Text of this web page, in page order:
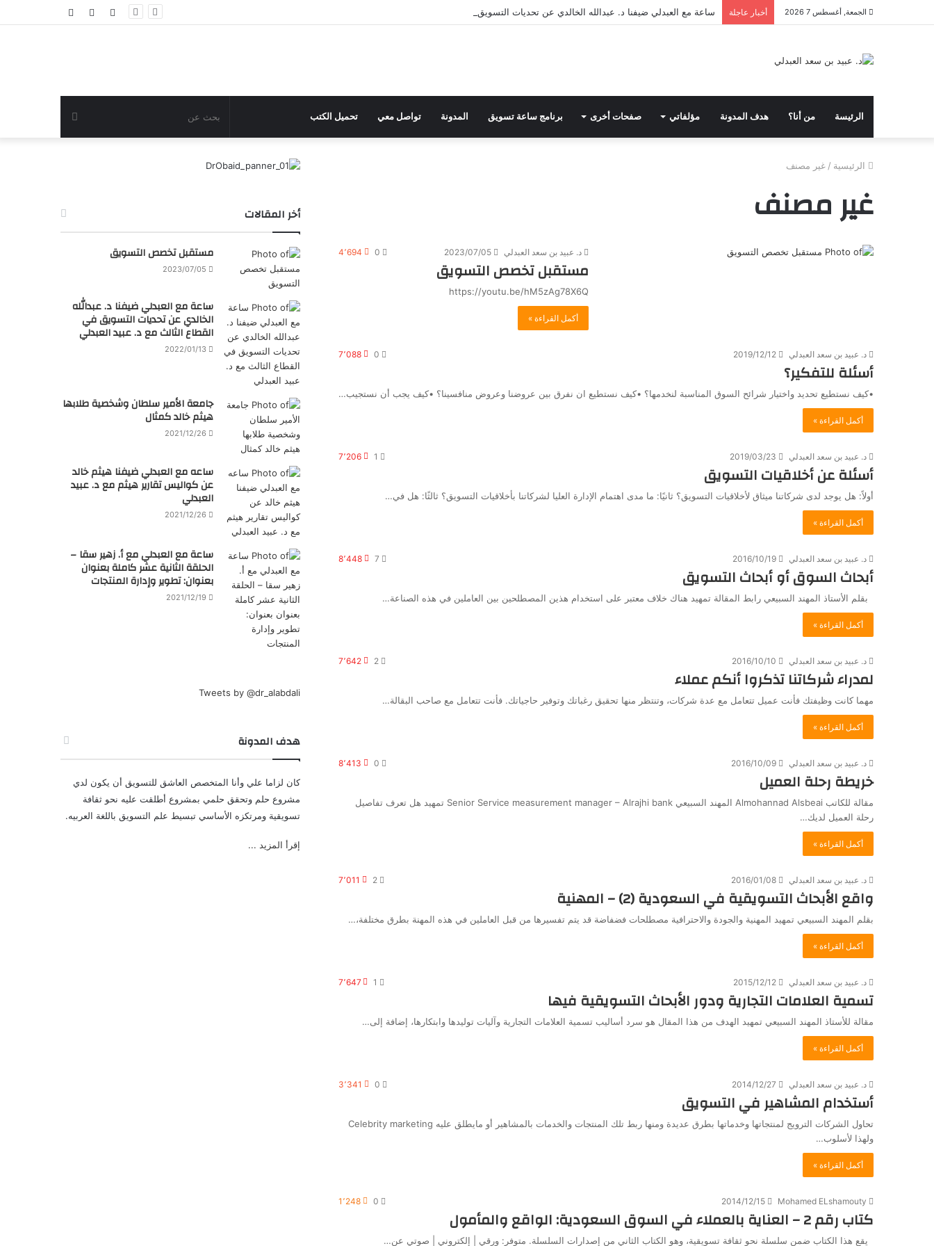
الجمعة, أغسطس 7 2026 أخبار عاجلة ساعة مع العبدلي ضيفنا د. عبدالله الخالدي عن تحديات التسويق في القطاع الثالث مع د. عبيد العبدلي مقال تسجيل
الرئيسة من أنا؟ هدف المدونة مؤلفاتي صفحات أخرى برنامج ساعة تسويق المدونة تواصل معي تحميل الكتب
الرئيسية / غير مصنف
غير مصنف
د. عبيد بن سعد العبدلي 2023/07/05
0 4٬694
مستقبل تخصص التسويق
https://youtu.be/hM5zAg78X6Q
أكمل القراءة »
د. عبيد بن سعد العبدلي 2019/12/12
0 7٬088
أسئلة للتفكير؟
•كيف نستطيع تحديد واختيار شرائح السوق المناسبة لنخدمها؟ •كيف نستطيع ان نفرق بين عروضنا وعروض منافسينا؟ •كيف يجب أن نستجيب…
أكمل القراءة »
د. عبيد بن سعد العبدلي 2019/03/23
1 7٬206
أسئلة عن أخلاقيات التسويق
أولاً: هل يوجد لدى شركاتنا ميثاق لأخلاقيات التسويق؟ ثانيًا: ما مدى اهتمام الإدارة العليا لشركاتنا بأخلاقيات التسويق؟ ثالثًا: هل في…
أكمل القراءة »
د. عبيد بن سعد العبدلي 2016/10/19
7 8٬448
أبحاث السوق أو أبحاث التسويق
بقلم الأستاذ المهند السبيعي رابط المقالة تمهيد هناك خلاف معتبر على استخدام هذين المصطلحين بين العاملين في هذه الصناعة…
أكمل القراءة »
د. عبيد بن سعد العبدلي 2016/10/10
2 7٬642
لمدراء شركاتنا تذكروا أنكم عملاء
مهما كانت وظيفتك فأنت عميل تتعامل مع عدة شركات، وتنتظر منها تحقيق رغباتك وتوفير حاجياتك. فأنت تتعامل مع صاحب البقالة…
أكمل القراءة »
د. عبيد بن سعد العبدلي 2016/10/09
0 8٬413
خريطة رحلة العميل
مقالة للكاتب Almohannad Alsbeai المهند السبيعي Senior Service measurement manager – Alrajhi bank تمهيد هل تعرف تفاصيل
رحلة العميل لديك…
أكمل القراءة »
د. عبيد بن سعد العبدلي 2016/01/08
2 7٬011
واقع الأبحاث التسويقية في السعودية (2) – المهنية
بقلم المهند السبيعي تمهيد المهنية والجودة والاحترافية مصطلحات فضفاضة قد يتم تفسيرها من قبل العاملين في هذه المهنة بطرق مختلفة،…
أكمل القراءة »
د. عبيد بن سعد العبدلي 2015/12/12
1 7٬647
تسمية العلامات التجارية ودور الأبحاث التسويقية فيها
مقالة للأستاذ المهند السبيعي تمهيد الهدف من هذا المقال هو سرد أساليب تسمية العلامات التجارية وآليات توليدها وابتكارها، إضافة إلى…
أكمل القراءة »
د. عبيد بن سعد العبدلي 2014/12/27
0 3٬341
أستخدام المشاهير في التسويق
تحاول الشركات الترويج لمنتجاتها وخدماتها بطرق عديدة ومنها ربط تلك المنتجات والخدمات بالمشاهير أو مايطلق عليه Celebrity marketing
ولهذا لأسلوب…
أكمل القراءة »
2014/12/15
0 1٬248
كتاب رقم 2 – العناية بالعملاء في السوق السعودية: الواقع والمأمول
يقع هذا الكتاب ضمن سلسلة نحو ثقافة تسويقية، وهو الكتاب الثاني من إصدارات السلسلة. متوفر: ورقي | إلكتروني | صوتي عن…
أخر المقالات
مستقبل تخصص التسويق
2023/07/05
ساعة مع العبدلي ضيفنا د. عبدالله
الخالدي عن تحديات التسويق في
القطاع الثالث مع د. عبيد العبدلي
2022/01/13
جامعة الأمير سلطان وشخصية طلابها
هيثم خالد كمثال
2021/12/26
ساعه مع العبدلي ضيفنا هيثم خالد
عن كواليس تقارير هيثم مع د. عبيد
العبدلي
2021/12/26
ساعة مع العبدلي مع أ. زهير سقا –
الحلقة الثانية عشر كاملة بعنوان
بعنوان: تطوير وإدارة المنتجات
2021/12/19
Tweets by @dr_alabdali
هدف المدونة
كان لزاما علي وأنا المتخصص العاشق للتسويق أن يكون لدي
مشروع حلم وتحقق حلمي بمشروع أطلقت عليه نحو ثقافة
تسويقية ومرتكزه الأساسي تبسيط علم التسويق باللغة العربيه.
إقرأ المزيد ...